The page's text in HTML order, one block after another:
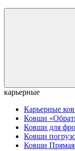
карьерные
Карьерные
Ковши
Ковши для
Ковши
Ковши Прямая